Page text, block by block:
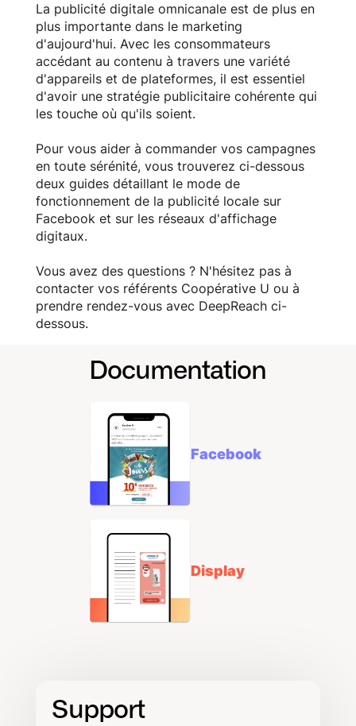
La publicité digitale omnicanale est de plus en
plus importante dans le marketing
d'aujourd'hui. Avec les consommateurs
accédant au contenu à travers une variété
d'appareils et de plateformes, il est essentiel
d'avoir une stratégie publicitaire cohérente qui
les touche où qu'ils soient.
Pour vous aider à commander vos campagnes
en toute sérénité, vous trouverez ci-dessous
deux guides détaillant le mode de
fonctionnement de la publicité locale sur
Facebook et sur les réseaux d'affichage
digitaux.
Vous avez des questions ? N'hésitez pas à
contacter vos référents Coopérative U ou à
prendre rendez-vous avec DeepReach ci-
dessous.
Documentation
Facebook
Display
Support